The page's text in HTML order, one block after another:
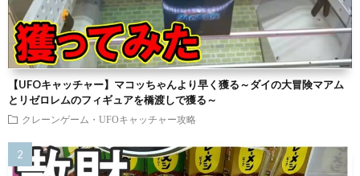
【UFOキャッチャー】マコッちゃんより早く獲る～ダイの大冒険マアム
とリゼロレムのフィギュアを橋渡しで獲る～
クレーンゲーム・UFOキャッチャー攻略